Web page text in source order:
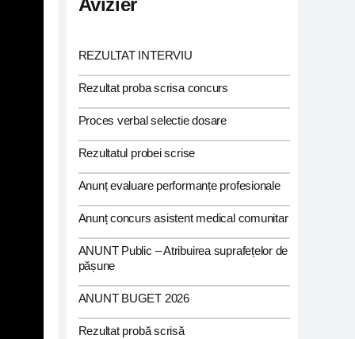
Avizier
REZULTAT INTERVIU
Rezultat proba scrisa concurs
Proces verbal selectie dosare
Rezultatul probei scrise
Anunț evaluare performanțe profesionale
Anunț concurs asistent medical comunitar
ANUNT Public – Atribuirea suprafețelor de
pășune
ANUNT BUGET 2026
Rezultat probă scrisă